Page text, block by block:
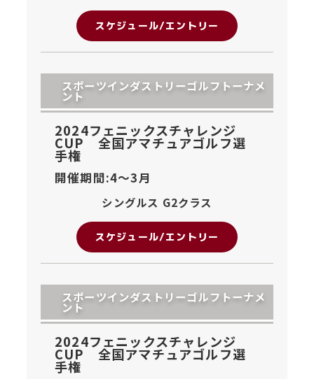
スケジュール/エントリー
スポーツインダストリーゴルフトーナメ
ント
2024フェニックスチャレンジ
CUP 全国アマチュアゴルフ選
手権
開催期間:4〜3月
シングルス G2クラス
スケジュール/エントリー
スポーツインダストリーゴルフトーナメ
ント
2024フェニックスチャレンジ
CUP 全国アマチュアゴルフ選
手権